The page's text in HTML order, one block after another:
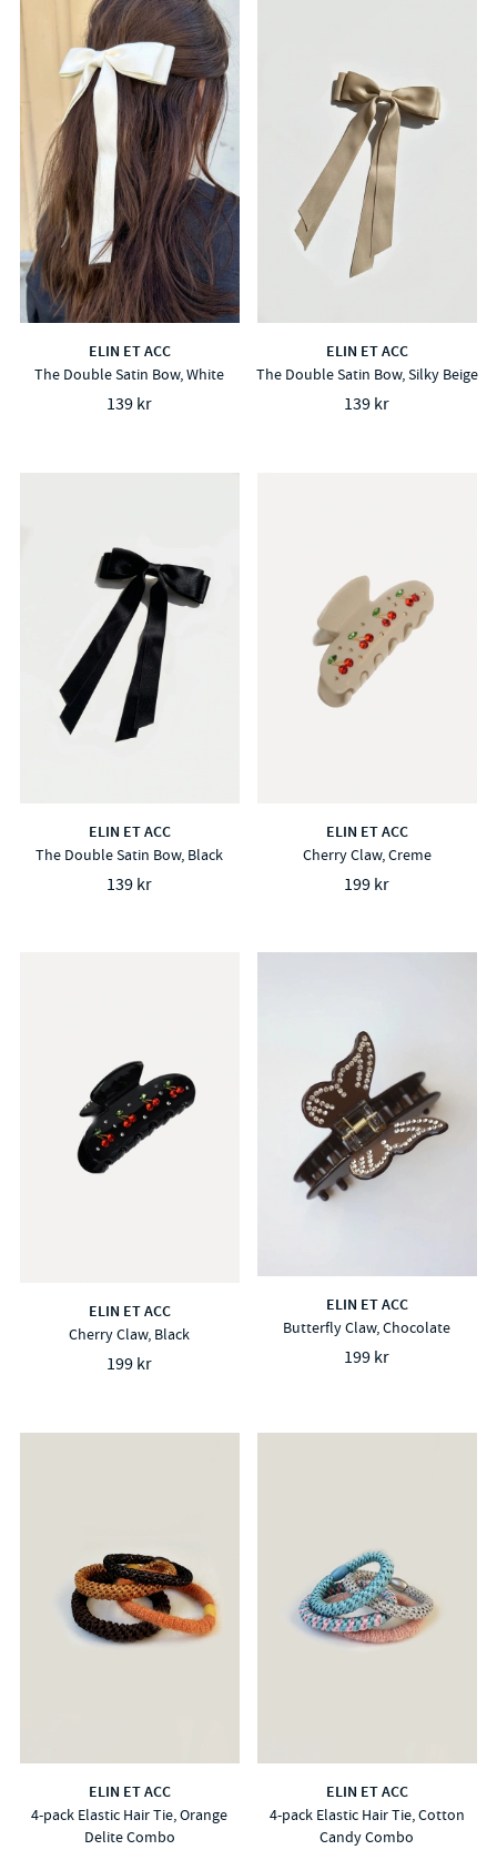
ELIN ET ACC
The Double Satin Bow, White
139 kr
ELIN ET ACC
The Double Satin Bow, Silky Beige
139 kr
ELIN ET ACC
The Double Satin Bow, Black
139 kr
ELIN ET ACC
Cherry Claw, Creme
199 kr
ELIN ET ACC
Cherry Claw, Black
199 kr
ELIN ET ACC
Butterfly Claw, Chocolate
199 kr
ELIN ET ACC
4-pack Elastic Hair Tie, Orange
Delite Combo
ELIN ET ACC
4-pack Elastic Hair Tie, Cotton
Candy Combo